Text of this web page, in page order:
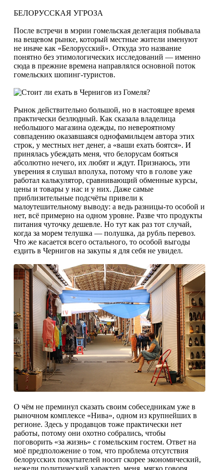
БЕЛОРУССКАЯ УГРОЗА
После встречи в мэрии гомельская делегация побывала
на вещевом рынке, который местные жители именуют
не иначе как «Белорусский». Откуда это название
понятно без этимологических исследований — именно
сюда в прежние времена направлялся основной поток
гомельских шопинг-туристов.
Рынок действительно большой, но в настоящее время
практически безлюдный. Как сказала владелица
небольшого магазина одежды, по невероятному
совпадению оказавшаяся однофамильцем автора этих
строк, у местных нет денег, а «ваши ехать боятся». И
принялась убеждать меня, что белорусам бояться
абсолютно нечего, их любят и ждут. Признаюсь, эти
уверения я слушал вполуха, потому что в голове уже
работал калькулятор, сравнивающий обменные курсы,
цены и товары у нас и у них. Даже самые
приблизительные подсчёты привели к
малоутешительному выводу: а ведь разницы-то особой и
нет, всё примерно на одном уровне. Разве что продукты
питания чуточку дешевле. Но тут как раз тот случай,
когда за морем телушка — полушка, да рубль перевоз.
Что же касается всего остального, то особой выгоды
ездить в Чернигов на закупы я для себя не увидел.
О чём не преминул сказать своим собеседникам уже в
рыночном комплексе «Нива», одном из крупнейших в
регионе. Здесь у продавцов тоже практически нет
работы, потому они охотно собрались, чтобы
поговорить «за жизнь» с гомельским гостем. Ответ на
моё предположение о том, что проблема отсутствия
белорусских покупателей носит скорее экономический,
нежели политический характер, меня, мягко говоря,